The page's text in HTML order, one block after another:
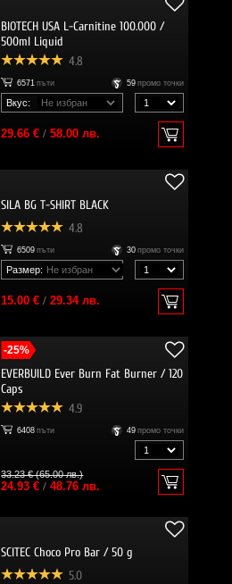
BIOTECH USA L-Carnitine 100.000 /
500ml Liquid
4.8
6571 пъти 59 промо точки
Вкус:
29.66 €/ 58.00 лв.
SILA BG T-SHIRT BLACK
4.8
6509 пъти 30 промо точки
Размер:
15.00 €/ 29.34 лв.
-25%
EVERBUILD Ever Burn Fat Burner / 120
Caps
4.9
6408 пъти 49 промо точки
33.23 € (65.00 лв.)
24.93 €/ 48.76 лв.
SCITEC Choco Pro Bar / 50 g
5.0